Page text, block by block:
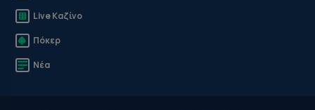
Live Καζίνο
Πόκερ
Νέα